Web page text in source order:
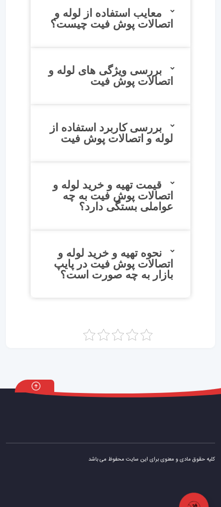
معایب استفاده از لوله و
اتصالات پوش فیت چیست؟
بررسی ویژگی های لوله و
اتصالات پوش فیت
بررسی کاربرد استفاده از
لوله و اتصالات پوش فیت
قیمت تهیه و خرید لوله و
اتصالات پوش فیت به چه
عواملی بستگی دارد؟
نحوه تهیه و خرید لوله و
اتصالات پوش فیت در پایپ
بازار به چه صورت است؟
کلیه حقوق مادی و معنوی برای این سایت محفوظ می باشد